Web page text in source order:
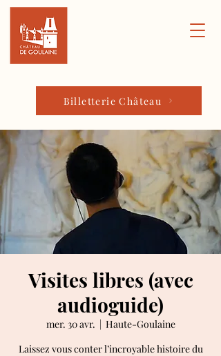
Billetterie Château
Visites libres (avec
audioguide)
mer. 30 avr.
  |
Haute-Goulaine
Laissez vous conter l’incroyable histoire du